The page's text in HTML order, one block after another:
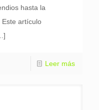
hasta la
Este artículo
Leer más